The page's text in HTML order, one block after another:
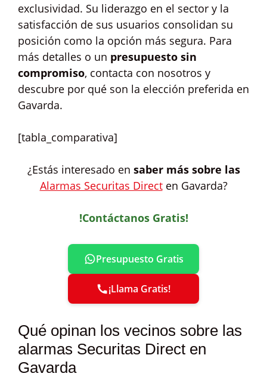
exclusividad. Su liderazgo en el sector y la
satisfacción de sus usuarios consolidan su
posición como la opción más segura. Para
más detalles o un presupuesto sin
compromiso, contacta con nosotros y
descubre por qué son la elección preferida en
Gavarda.
[tabla_comparativa]
¿Estás interesado en saber más sobre las
Alarmas Securitas Directen Gavarda?
!Contáctanos Gratis!
Presupuesto Gratis
¡Llama Gratis!
Qué opinan los vecinos sobre las
alarmas Securitas Direct en
Gavarda